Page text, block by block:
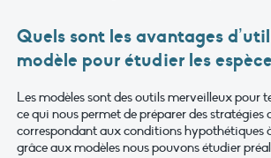
Quels sont les avantages
modèle pour étudier les
Les modèles sont des outils merveilleux pour
ce qui nous permet de préparer des stratégies
correspondant aux conditions hypothétiques
grâce aux modèles nous pouvons étudier